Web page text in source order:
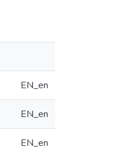
EN_en
EN_en
EN_en